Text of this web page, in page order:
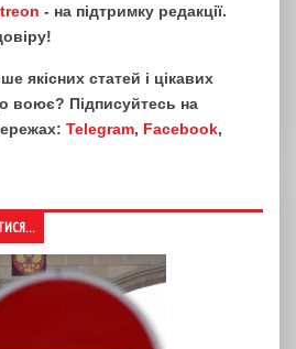
- на підтримку редакції.
якісних статей і цікавих
воює? Підписуйтесь на
Telegram, Facebook,